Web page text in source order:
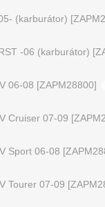
(karburátor)
-06 (karburátor)
06-08 [ZAPM28800]
Cruiser 07-09
Sport 06-08
Tourer 07-09